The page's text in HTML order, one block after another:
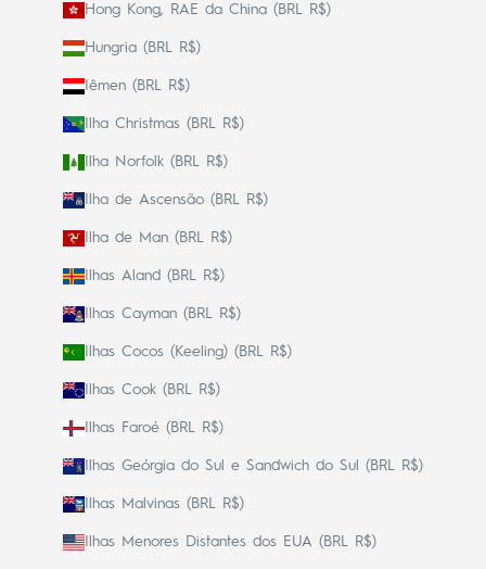
Hong Kong, RAE da China (BRL R$)
Hungria (BRL R$)
Iêmen (BRL R$)
Ilha Christmas (BRL R$)
Ilha Norfolk (BRL R$)
Ilha de Ascensão (BRL R$)
Ilha de Man (BRL R$)
Ilhas Aland (BRL R$)
Ilhas Cayman (BRL R$)
Ilhas Cocos (Keeling) (BRL R$)
Ilhas Cook (BRL R$)
Ilhas Faroé (BRL R$)
Ilhas Geórgia do Sul e Sandwich do Sul (BRL R$)
Ilhas Malvinas (BRL R$)
Ilhas Menores Distantes dos EUA (BRL R$)